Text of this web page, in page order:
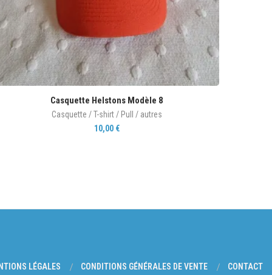
Casquette Helstons Modèle 8
Casquette / T-shirt / Pull / autres
10,00 €
LÉGALES CONDITIONS GÉNÉRALES DE VENTE CONTACT